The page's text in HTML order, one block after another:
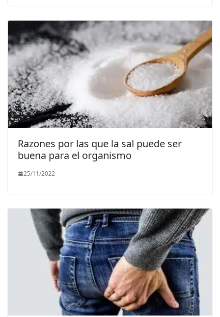
Razones por las que la sal puede ser
buena para el organismo
25/11/2022